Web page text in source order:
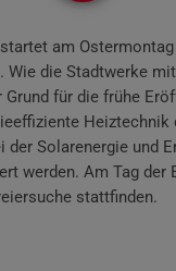
am
Wie die Stadtwerke
für die frühe
Heiztechnik
der Solarenergie und
werden. Am Tag der
stattfinden.